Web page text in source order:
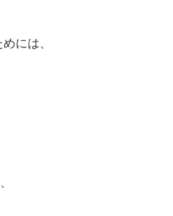
には、
、